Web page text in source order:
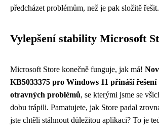
předcházet problémům, než je pak složitě řešit.
Vylepšení stability Microsoft
Microsoft Store konečně funguje, jak má!
KB5033375 pro Windows 11 přináší řešení
otravných problémů, se kterými jsme se
dobu trápili. Pamatujete, jak Store padal
jste chtěli stáhnout důležitou aplikaci? To je